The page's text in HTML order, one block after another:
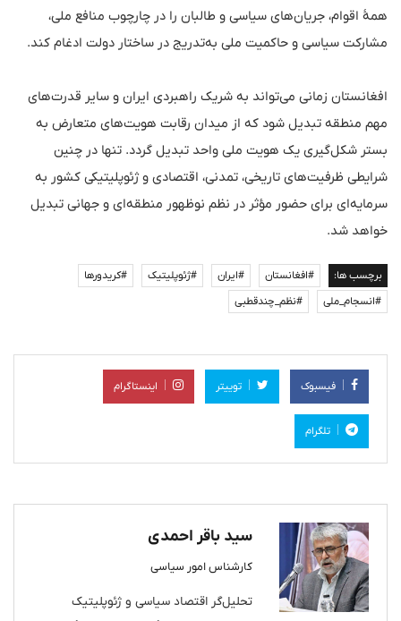
همهٔ اقوام، جریان‌های سیاسی و طالبان را در چارچوب منافع ملی،
مشارکت سیاسی و حاکمیت ملی به‌تدریج در ساختار دولت ادغام کند.
افغانستان زمانی می‌تواند به شریک راهبردی ایران و سایر قدرت‌های
مهم منطقه تبدیل شود که از میدان رقابت هویت‌های متعارض به
بستر شکل‌گیری یک هویت ملی واحد تبدیل گردد. تنها در چنین
شرایطی ظرفیت‌های تاریخی، تمدنی، اقتصادی و ژئوپلیتیکی کشور به
سرمایه‌ای برای حضور مؤثر در نظم نوظهور منطقه‌ای و جهانی تبدیل
خواهد شد.
برچسب ها: #افغانستان #ایران #ژئوپلیتیک
#کریدورها
#انسجام_ملی
#نظم_چندقطبی
فیسبوک توییتر اینستاگرام
تلگرام
سید باقر احمدی
کارشناس امور سیاسی
تحلیل‌گر اقتصاد سیاسی و ژئوپلیتیک